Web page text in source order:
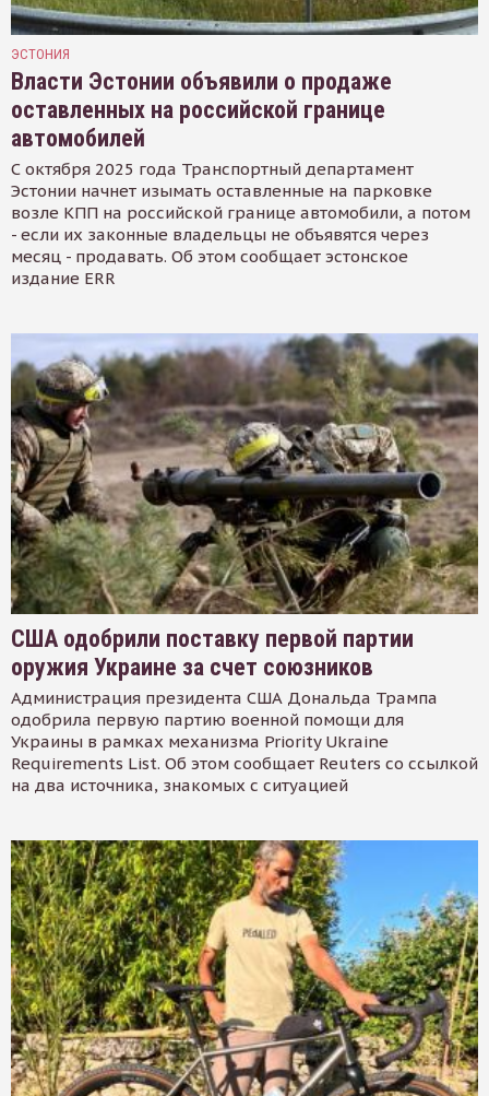
ЭСТОНИЯ
Власти Эстонии объявили о продаже
оставленных на российской границе
автомобилей
С октября 2025 года Транспортный департамент
Эстонии начнет изымать оставленные на парковке
возле КПП на российской границе автомобили, а потом
- если их законные владельцы не объявятся через
месяц - продавать. Об этом сообщает эстонское
издание ERR
США одобрили поставку первой партии
оружия Украине за счет союзников
Администрация президента США Дональда Трампа
одобрила первую партию военной помощи для
Украины в рамках механизма Priority Ukraine
Requirements List. Об этом сообщает Reuters со ссылкой
на два источника, знакомых с ситуацией